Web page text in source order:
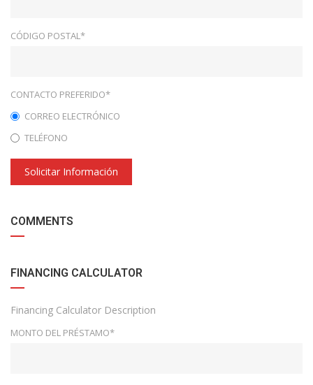
CÓDIGO POSTAL*
CONTACTO PREFERIDO*
CORREO ELECTRÓNICO
TELÉFONO
Solicitar Información
COMMENTS
FINANCING CALCULATOR
Financing Calculator Description
MONTO DEL PRÉSTAMO*